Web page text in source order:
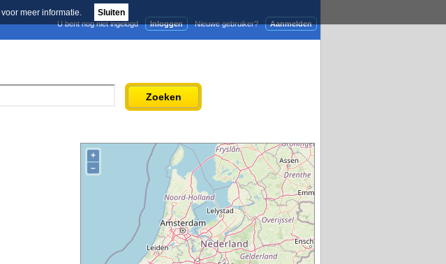
voor meer informatie. Sluiten
Aanmelden
Nieuwe gebruiker?
Inloggen
U bent nog niet ingelogd
Zoeken
+
–